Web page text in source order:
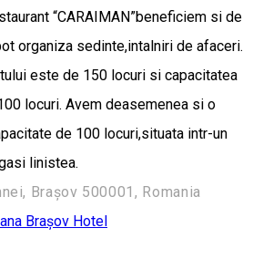
“CARAIMAN”beneficiem si de
organiza sedinte,intalniri de afaceri.
este de 150 locuri si capacitatea
locuri. Avem deasemenea si o
de 100 locuri,situata intr-un
linistea.
Brașov 500001, Romania
Brașov Hotel